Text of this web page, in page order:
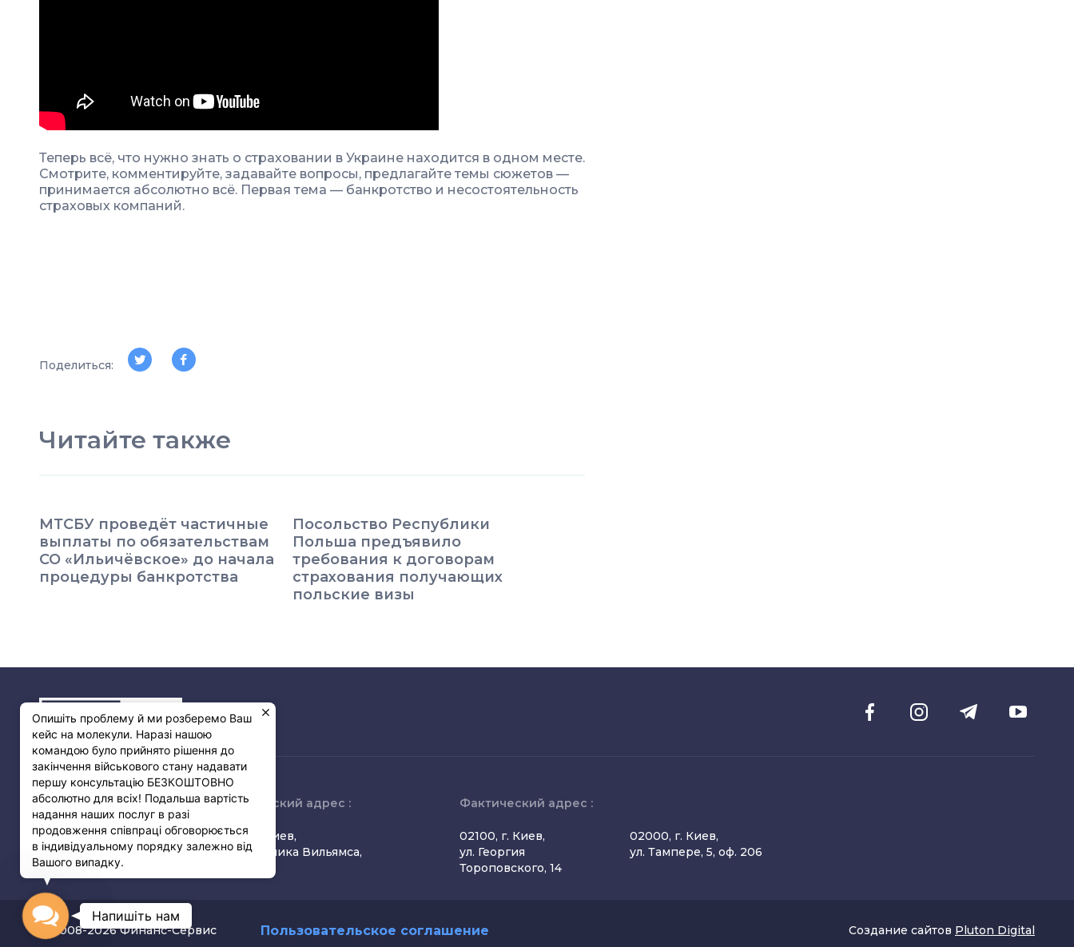
Теперь всё, что нужно знать о страховании в Украине находится в одном месте.
Смотрите, комментируйте, задавайте вопросы, предлагайте темы сюжетов —
принимается абсолютно всё. Первая тема — банкротство и несостоятельность
страховых компаний.
Поделиться:
Читайте также
МТСБУ проведёт частичные
выплаты по обязательствам
СО «Ильичёвское» до начала
процедуры банкротства
Посольство Республики
Польша предъявило
требования к договорам
страхования получающих
польские визы
Связь с нами :
(068) 349-38-55
(095) 825-45-08
info@fins.com.ua
Юридический адрес :
03150, г. Киев,
ул. Академика Вильямса,
Фактический адрес :
02100, г. Киев,
ул. Георгия
Тороповского, 14
02000, г. Киев,
ул. Тампере, 5, оф. 206
© 2008-2026 Финанс-Сервис Пользовательское соглашение Создание сайтов Pluton Digital
ContactНапишіть нам
Опишіть проблему й ми розберемо Ваш
кейс на молекули. Наразі нашою
командою було прийнято рішення до
закінчення військового стану надавати
першу консультацію БЕЗКОШТОВНО
абсолютно для всіх! Подальша вартість
надання наших послуг в разі
продовження співпраці обговорюється
в індивідуальному порядку залежно від
Вашого випадку.